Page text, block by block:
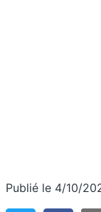
Publié le 4/10/